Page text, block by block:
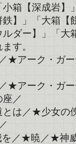
箱【深成岩】
】」「大箱【
ダー】」「大
す。
★アーク・ガ
★アーク・ガ
／
は／★少女の
／★暁／★神